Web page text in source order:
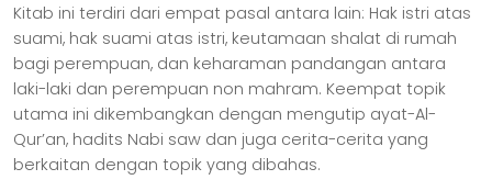
Kitab ini terdiri dari empat pasal antara lain: Hak istri atas
suami, hak suami atas istri, keutamaan shalat di rumah
bagi perempuan, dan keharaman pandangan antara
laki-laki dan perempuan non mahram. Keempat topik
utama ini dikembangkan dengan mengutip ayat-Al-
Qur’an, hadits Nabi saw dan juga cerita-cerita yang
berkaitan dengan topik yang dibahas.